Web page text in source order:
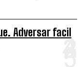
Adversar facil